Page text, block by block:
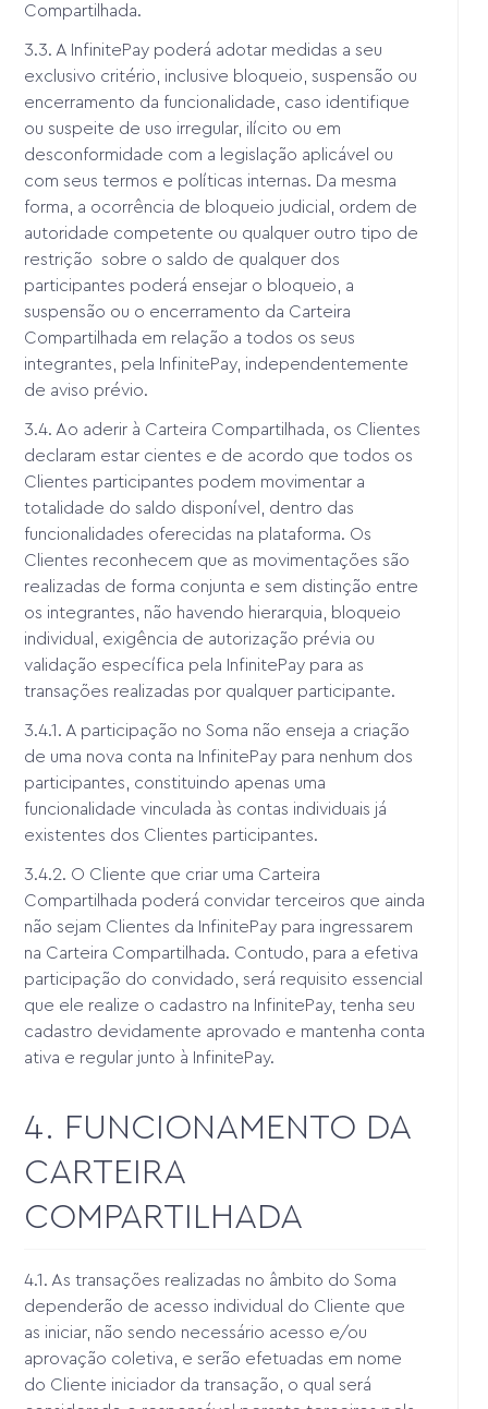
Compartilhada.
3.3. A InfinitePay poderá adotar medidas a seu
exclusivo critério, inclusive bloqueio, suspensão ou
encerramento da funcionalidade, caso identifique
ou suspeite de uso irregular, ilícito ou em
desconformidade com a legislação aplicável ou
com seus termos e políticas internas. Da mesma
forma, a ocorrência de bloqueio judicial, ordem de
autoridade competente ou qualquer outro tipo de
restrição sobre o saldo de qualquer dos
participantes poderá ensejar o bloqueio, a
suspensão ou o encerramento da Carteira
Compartilhada em relação a todos os seus
integrantes, pela InfinitePay, independentemente
de aviso prévio.
3.4. Ao aderir à Carteira Compartilhada, os Clientes
declaram estar cientes e de acordo que todos os
Clientes participantes podem movimentar a
totalidade do saldo disponível, dentro das
funcionalidades oferecidas na plataforma. Os
Clientes reconhecem que as movimentações são
realizadas de forma conjunta e sem distinção entre
os integrantes, não havendo hierarquia, bloqueio
individual, exigência de autorização prévia ou
validação específica pela InfinitePay para as
transações realizadas por qualquer participante.
3.4.1. A participação no Soma não enseja a criação
de uma nova conta na InfinitePay para nenhum dos
participantes, constituindo apenas uma
funcionalidade vinculada às contas individuais já
existentes dos Clientes participantes.
3.4.2. O Cliente que criar uma Carteira
Compartilhada poderá convidar terceiros que ainda
não sejam Clientes da InfinitePay para ingressarem
na Carteira Compartilhada. Contudo, para a efetiva
participação do convidado, será requisito essencial
que ele realize o cadastro na InfinitePay, tenha seu
cadastro devidamente aprovado e mantenha conta
ativa e regular junto à InfinitePay.
4. FUNCIONAMENTO DA
CARTEIRA
COMPARTILHADA
4.1. As transações realizadas no âmbito do Soma
dependerão de acesso individual do Cliente que
as iniciar, não sendo necessário acesso e/ou
aprovação coletiva, e serão efetuadas em nome
do Cliente iniciador da transação, o qual será